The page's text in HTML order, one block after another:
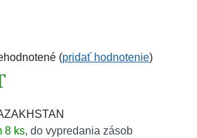
(pridať hodnotenie)
8 ks, do vypredania zásob